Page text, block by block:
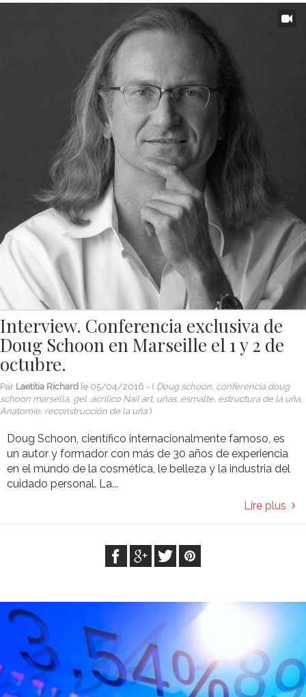
Interview. Conferencia exclusiva de
Doug Schoon en Marseille el 1 y 2 de
octubre.
Par Laetitia Richard le 05/04/2016 - ( Doug schoon, conferencia doug
schoon marsella, gel ,acrílico Nail art, uñas, esmalte, estructura de la uña,
Anatomie, reconstrucción de la uña)
Doug Schoon, científico internacionalmente famoso, es
un autor y formador con más de 30 años de experiencia
en el mundo de la cosmética, le belleza y la industria del
cuidado personal. La...
Lire plus